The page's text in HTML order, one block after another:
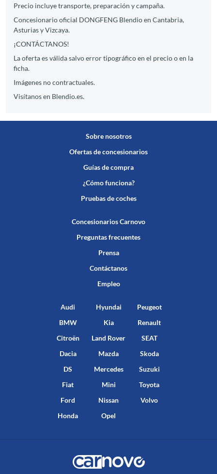
Precio incluye transporte, preparación y campaña.
Concesionario oficial DONGFENG Blendio en Cantabria,
Asturias y Vizcaya.
¡CONTÁCTANOS!
La oferta es válida salvo error tipográfico en el precio o en la
ficha.
Imágenes no contractuales.
Visítanos en Blendio.es.
Sobre nosotros
Ofertas de concesionarios
Guías de compra
¿Cómo funciona?
Pruebas de coches
Concesionarios Carnovo
Preguntas frecuentes
Prensa
Contáctanos
Empleo
Audi
BMW
Citroën
Dacia
DS
Fiat
Ford
Honda
Hyundai
Kia
Land Rover
Mazda
Mercedes
Mini
Nissan
Opel
Peugeot
Renault
SEAT
Skoda
Suzuki
Toyota
Volvo